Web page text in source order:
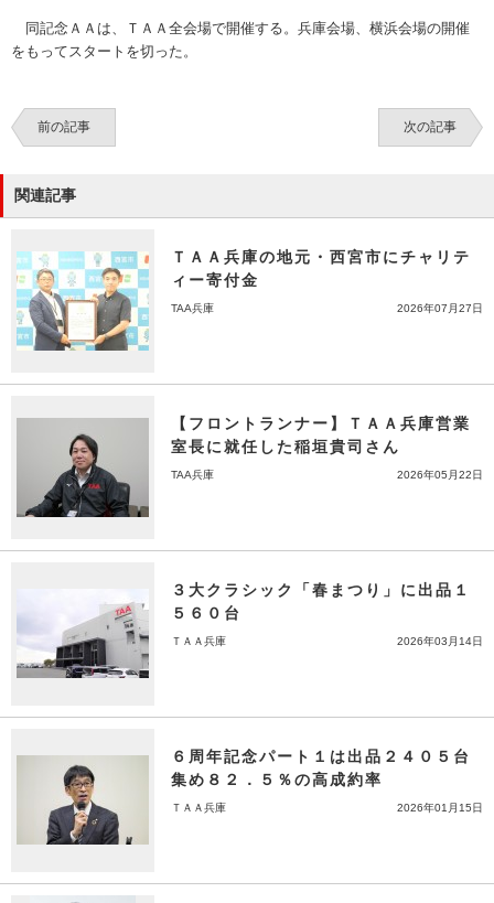
同記念ＡＡは、ＴＡＡ全会場で開催する。兵庫会場、横浜会場の開催
をもってスタートを切った。
前の記事 次の記事
関連記事
ＴＡＡ兵庫の地元・西宮市にチャリテ
ィー寄付金
TAA兵庫 2026年07月27日
【フロントランナー】ＴＡＡ兵庫営業
室長に就任した稲垣貴司さん
TAA兵庫 2026年05月22日
３大クラシック「春まつり」に出品１
５６０台
ＴＡＡ兵庫 2026年03月14日
６周年記念パート１は出品２４０５台
集め８２．５％の高成約率
ＴＡＡ兵庫 2026年01月15日